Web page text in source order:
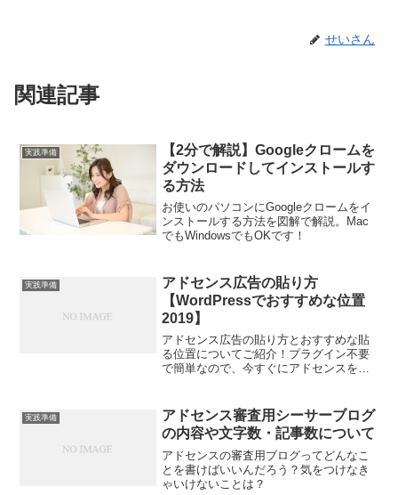
せいさん
関連記事
実践準備
【2分で解説】Googleクロームを
ダウンロードしてインストールす
る方法
お使いのパソコンにGoogleクロームをイ
ンストールする方法を図解で解説。Mac
でもWindowsでもOKです！
実践準備
アドセンス広告の貼り方
【WordPressでおすすめな位置
2019】
アドセンス広告の貼り方とおすすめな貼
る位置についてご紹介！プラグイン不要
で簡単なので、今すぐにアドセンスをス
実践準備
アドセンス審査用シーサーブログ
の内容や文字数・記事数について
アドセンスの審査用ブログってどんなこ
とを書けばいいんだろう？気をつけなき
ゃいけないことは？